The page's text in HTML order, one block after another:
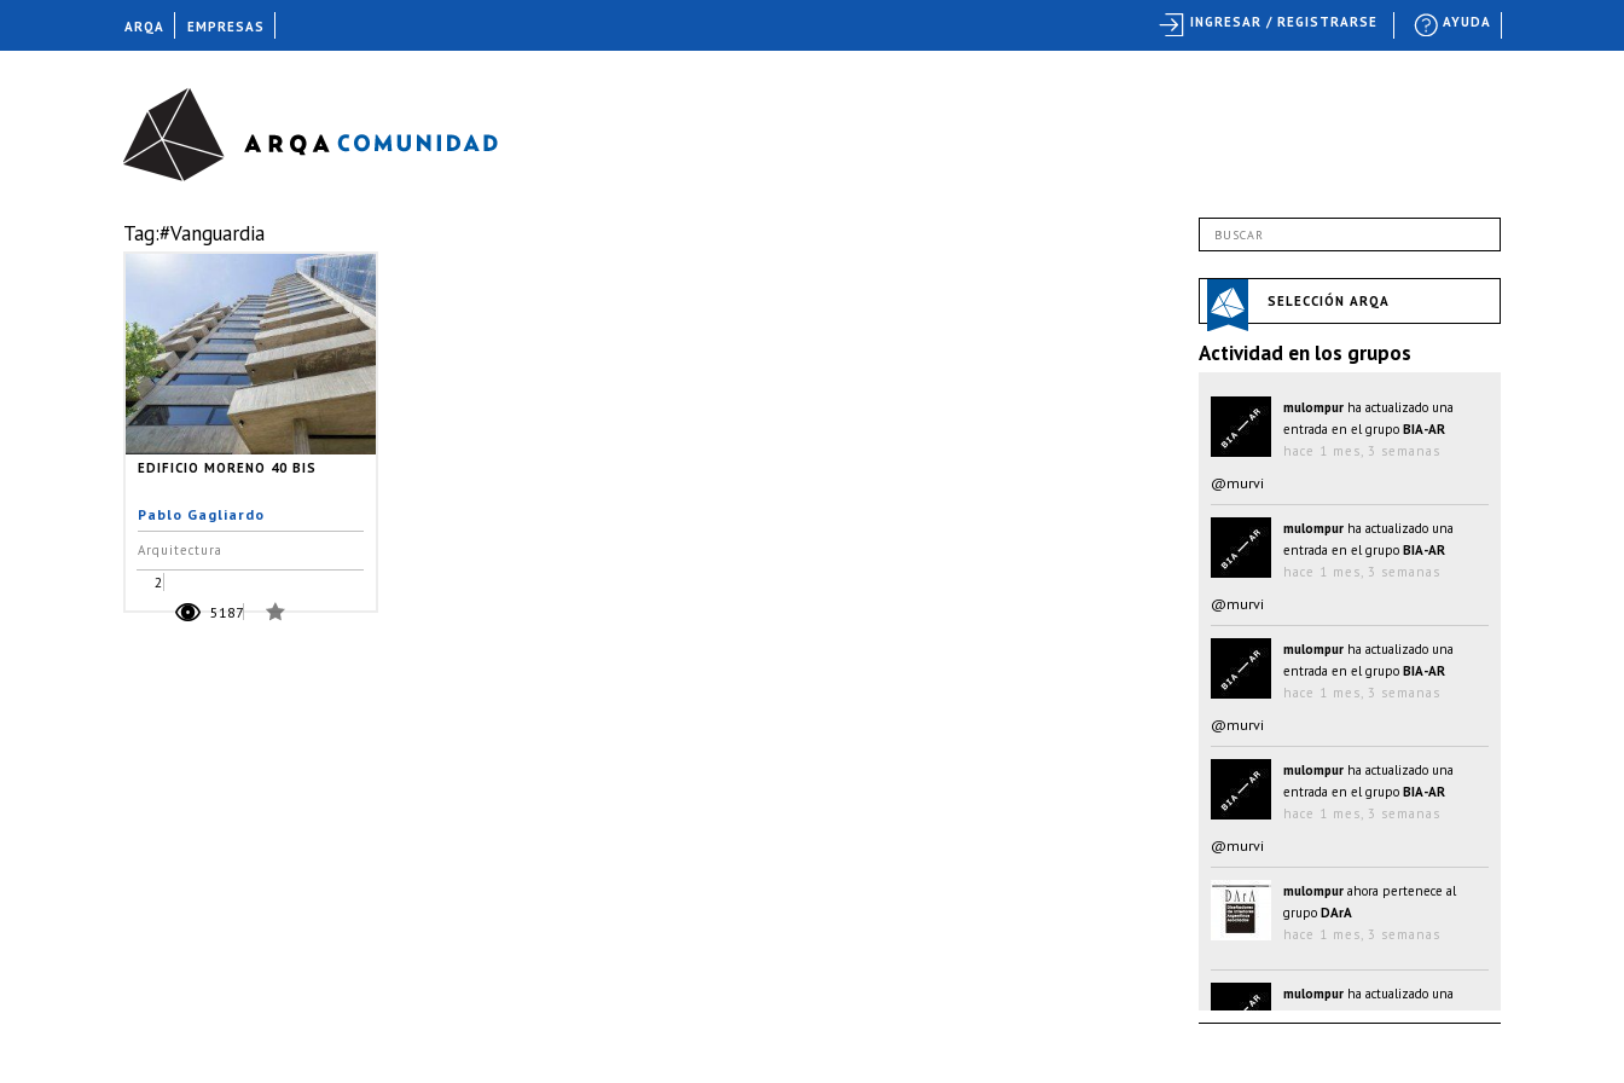
Tag:#Vanguardia
EDIFICIO MORENO 40 BIS
Pablo Gagliardo
Arquitectura
2
5187
SELECCIÓN ARQA
Actividad en los grupos
mulompur ha actualizado una
entrada en el grupo BIA-AR
hace 1 mes, 3 semanas
@murvi
mulompur ha actualizado una
entrada en el grupo BIA-AR
hace 1 mes, 3 semanas
@murvi
mulompur ha actualizado una
entrada en el grupo BIA-AR
hace 1 mes, 3 semanas
@murvi
mulompur ha actualizado una
entrada en el grupo BIA-AR
hace 1 mes, 3 semanas
@murvi
mulompur ahora pertenece al
grupo DArA
hace 1 mes, 3 semanas
mulompur ha actualizado una
ARQA EMPRESAS AYUDA
INGRESAR / REGISTRARSE